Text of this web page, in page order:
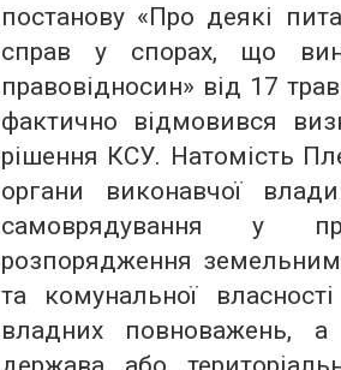
постанову «Про деякі
справ у спорах, що
правовідносин» від 17
фактично відмовився
рішення КСУ. Натомість
органи виконавчої
самоврядування у
розпорядження
та комунальної
владних повноважень,